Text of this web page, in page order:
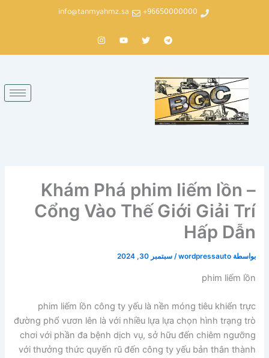
96650000000+
info@tanmyahmz.sa
T
e
r
a
m
T
w
Y
o
I
n
Khám Phá phim liếm lồn –
Cổng Vào Thế Giới Giải Trí
Hấp Dẫn
بواسطة wordpressauto
/سبتمبر 30, 2024
phim liếm lồn
phim liếm lồn công ty yếu là nền móng tiêu khiển trực
đường phổ vươn lên là với nhiều lựa lựa chọn hình trạng trò
chơi với phần đa bệnh dịch vụ, sở hữu đến chiêm ngưỡng
với thưởng thức quyến rũ đến công ty yếu bản thân thành